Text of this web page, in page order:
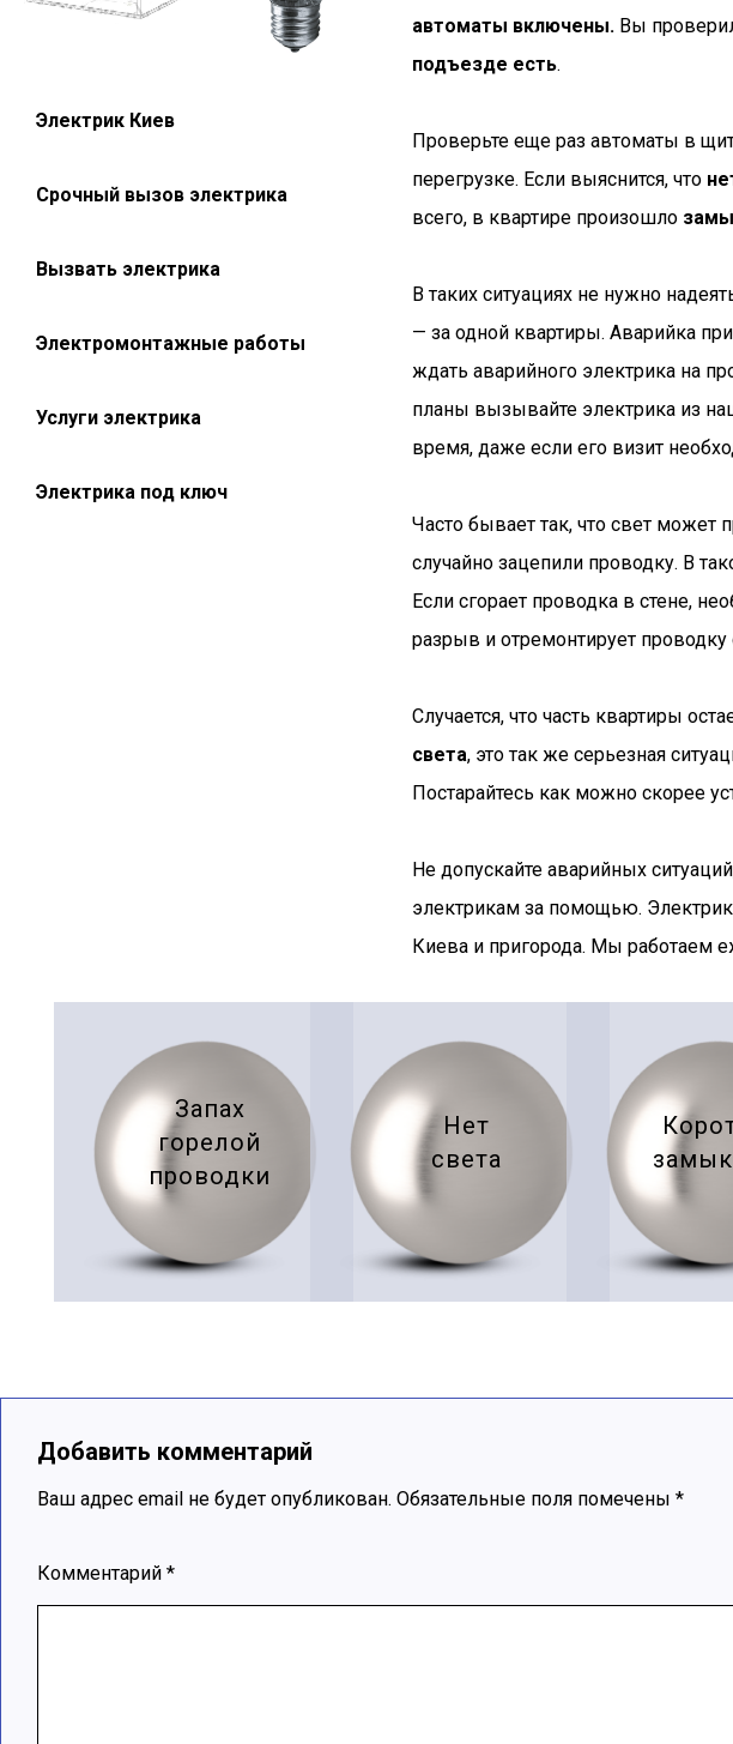
Электрик Киев
Срочный вызов электрика
Вызвать электрика
Электромонтажные работы
Услуги электрика
Электрика под ключ
автоматы включены. Вы
подъезде есть.
Проверьте еще раз автоматы в
перегрузке. Если выяснится, что
всего, в квартире произошло
В таких ситуациях не нужно
— за одной квартиры. Аварийка
ждать аварийного электрика на
планы вызывайте электрика из
время, даже если его визит
Часто бывает так, что свет может
случайно зацепили проводку. В
Если сгорает проводка в стене,
разрыв и отремонтирует
Случается, что часть квартиры
света, это так же серьезная
Постарайтесь как можно скорее
Не допускайте аварийных
электрикам за помощью.
Киева и пригорода. Мы работаем
Запах
горелой
проводки
Нет
света
Добавить комментарий
Ваш адрес email не будет опубликован. Обязательные поля помечены *
Комментарий *